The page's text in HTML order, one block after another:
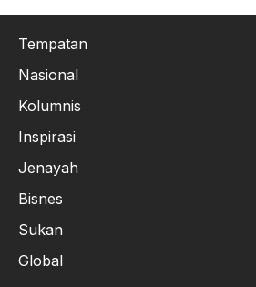
Tempatan
Nasional
Kolumnis
Inspirasi
Jenayah
Bisnes
Sukan
Global